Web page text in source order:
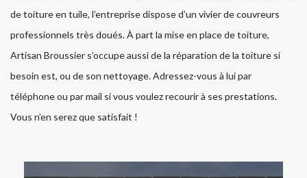
de toiture en tuile, l’entreprise dispose d’un vivier de couvreurs
professionnels très doués. À part la mise en place de toiture,
Artisan Broussier s’occupe aussi de la réparation de la toiture si
besoin est, ou de son nettoyage. Adressez-vous à lui par
téléphone ou par mail si vous voulez recourir à ses prestations.
Vous n’en serez que satisfait !